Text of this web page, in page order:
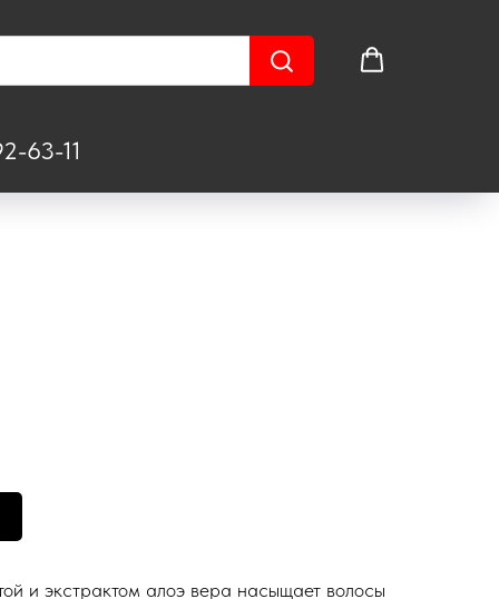
63-11
и экстрактом алоэ вера насыщает волосы